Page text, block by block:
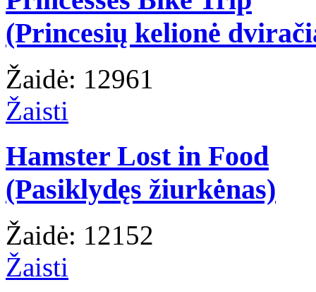
(Princesių kelionė
Žaidė: 12961
Žaisti
Hamster Lost in Food
(Pasiklydęs žiurkėnas)
Žaidė: 12152
Žaisti